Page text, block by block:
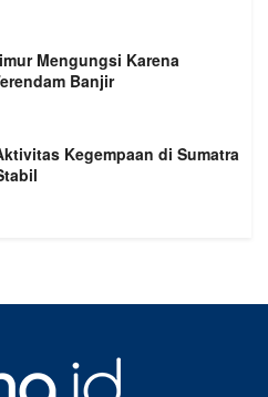
Mengungsi Karena
Banjir
Kegempaan di Sumatra